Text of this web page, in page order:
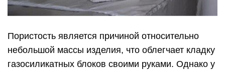
Пористость является причиной относительно
небольшой массы изделия, что облегчает кладку
газосиликатных блоков своими руками. Однако у